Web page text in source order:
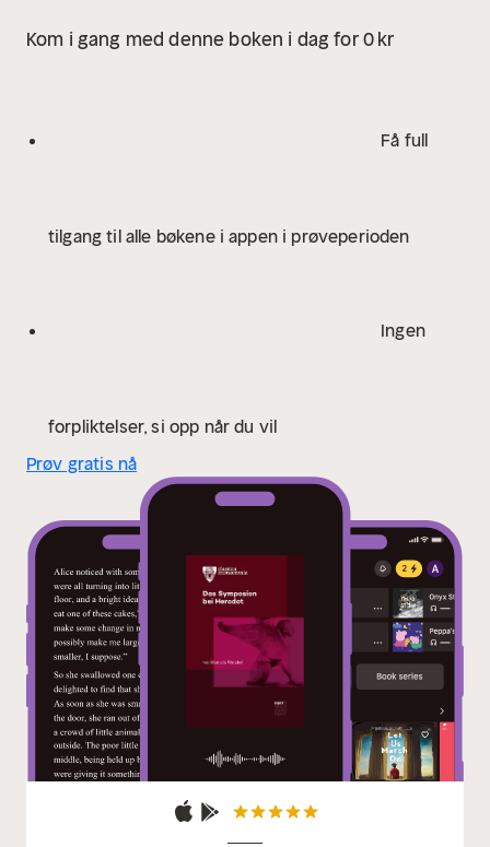
sie dargestellt sind, welche Funktion und Wirkung
diese Szenen auf den Erzählverlauf der Historien
Kom i gang med denne boken i dag for 0 kr
Få full
tilgang til alle bøkene i appen i prøveperioden
Ingen
forpliktelser, si opp når du vil
Prøv gratis nå